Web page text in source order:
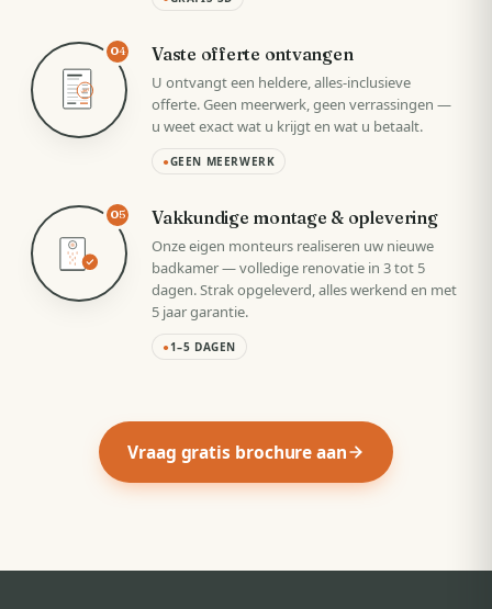
VAST
04 Vaste offerte ontvangen
U ontvangt een heldere, alles-inclusieve
offerte. Geen meerwerk, geen verrassingen —
u weet exact wat u krijgt en wat u betaalt.
●GEEN MEERWERK
05 Vakkundige montage & oplevering
Onze eigen monteurs realiseren uw nieuwe
badkamer — volledige renovatie in 3 tot 5
dagen. Strak opgeleverd, alles werkend en met
5 jaar garantie.
●1–5 DAGEN
Vraag gratis brochure aan